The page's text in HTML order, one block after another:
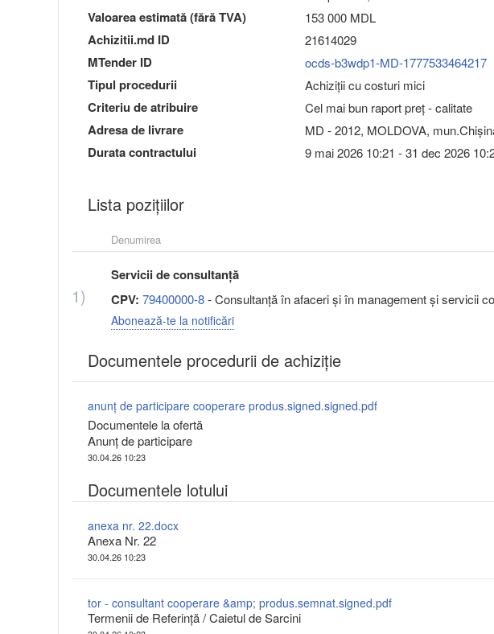
Valoarea estimată (fără TVA) 153 000 MDL
Achizitii.md ID 21614029
MTender ID ocds-b3wdp1-MD-1777533464217
Tipul procedurii Achiziții cu costuri mici
Criteriu de atribuire Cel mai bun raport preț - calitate
Adresa de livrare MD - 2012, MOLDOVA,
Durata contractului 9 mai 2026 10:21 - 31 dec 2026
Lista pozițiilor
Denumirea
1)
Servicii de consultanță
CPV: 79400000-8- Consultanţă în afaceri şi în management şi servicii
Abonează-te la notificări
Documentele procedurii de achiziție
anunț de participare cooperare produs.signed.signed.pdf
Documentele la ofertă
Anunț de participare
30.04.26 10:23
Documentele lotului
anexa nr. 22.docx
Anexa Nr. 22
30.04.26 10:23
tor - consultant cooperare &amp; produs.semnat.signed.pdf
Termenii de Referință / Caietul de Sarcini